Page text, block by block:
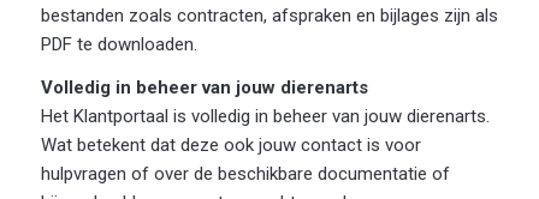
bestanden zoals contracten, afspraken en bijlages zijn als
PDF te downloaden.
Volledig in beheer van jouw dierenarts
Het Klantportaal is volledig in beheer van jouw dierenarts.
Wat betekent dat deze ook jouw contact is voor
hulpvragen of over de beschikbare documentatie of